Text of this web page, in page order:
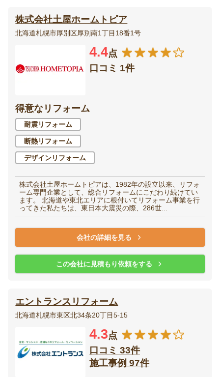
株式会社土屋ホームトピア
北海道札幌市厚別区厚別南1丁目18番1号
4.4点
口コミ 1件
得意なリフォーム
耐震リフォーム
断熱リフォーム
デザインリフォーム
株式会社土屋ホームトピアは、1982年の設立以来、リフォ
ーム専門企業として、総合リフォームにこだわり続けてい
ます。 北海道や東北エリアに根付いてリフォーム事業を行
ってきた私たちは、東日本大震災の際、286世...
会社の詳細を見る
この会社に見積もり依頼をする
エントランスリフォーム
北海道札幌市東区北34条20丁目5-15
4.3点
口コミ 33件
施工事例 97件